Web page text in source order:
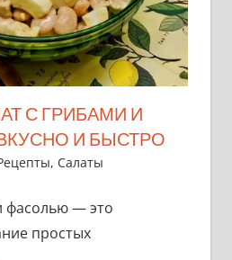
С ГРИБАМИ И
И БЫСТРО
, Салаты
фасолью — это
простых